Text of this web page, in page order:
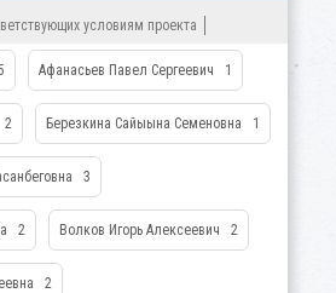
условиям проекта
Афанасьев Павел Сергеевич 1
2 Березкина Сайыына Семеновна 1
3
2 Волков Игорь Алексеевич 2
2